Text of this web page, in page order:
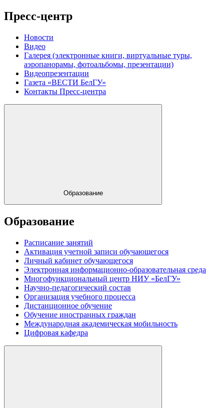
Пресс-центр
Новости
Видео
Галерея (электронные книги, виртуальные туры,
аэропанорамы, фотоальбомы, презентации)
Видеопрезентации
Газета «ВЕСТИ БелГУ»
Контакты Пресс-центра
Образование
Образование
Расписание занятий
Активация учетной записи обучающегося
Личный кабинет обучающегося
Электронная информационно-образовательная среда
Многофункциональный центр НИУ «БелГУ»
Научно-педагогический состав
Организация учебного процесса
Дистанционное обучение
Обучение иностранных граждан
Международная академическая мобильность
Цифровая кафедра